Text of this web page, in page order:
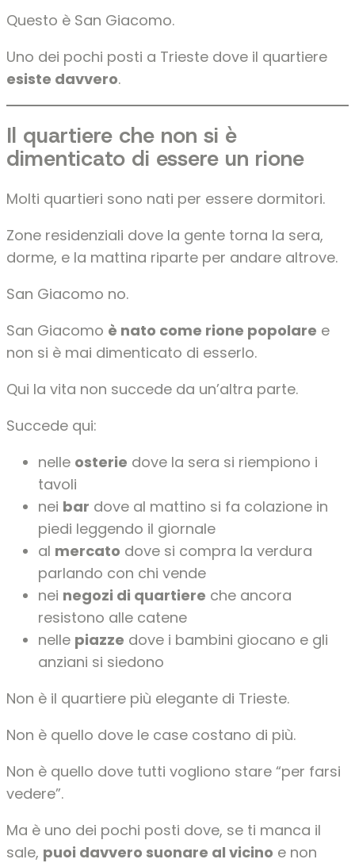
Questo è San Giacomo.
Uno dei pochi posti a Trieste dove il quartiere
esiste davvero.
Il quartiere che non si è
dimenticato di essere un rione
Molti quartieri sono nati per essere dormitori.
Zone residenziali dove la gente torna la sera,
dorme, e la mattina riparte per andare altrove.
San Giacomo no.
San Giacomo è nato come rione popolare e
non si è mai dimenticato di esserlo.
Qui la vita non succede da un’altra parte.
Succede qui:
nelle osterie dove la sera si riempiono i
tavoli
nei bar dove al mattino si fa colazione in
piedi leggendo il giornale
al mercato dove si compra la verdura
parlando con chi vende
nei negozi di quartiere che ancora
resistono alle catene
nelle piazze dove i bambini giocano e gli
anziani si siedono
Non è il quartiere più elegante di Trieste.
Non è quello dove le case costano di più.
Non è quello dove tutti vogliono stare “per farsi
vedere”.
Ma è uno dei pochi posti dove, se ti manca il
sale, puoi davvero suonare al vicino e non